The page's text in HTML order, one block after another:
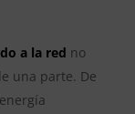
a la red no
una parte. De